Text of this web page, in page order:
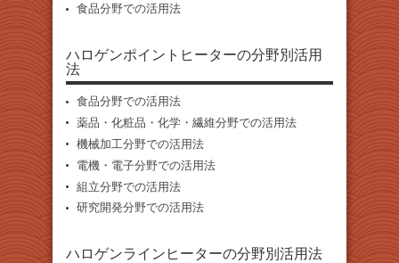
食品分野での活用法
ハロゲンポイントヒーターの分野別活用
法
食品分野での活用法
薬品・化粧品・化学・繊維分野での活用法
機械加工分野での活用法
電機・電子分野での活用法
組立分野での活用法
研究開発分野での活用法
ハロゲンラインヒーターの分野別活用法